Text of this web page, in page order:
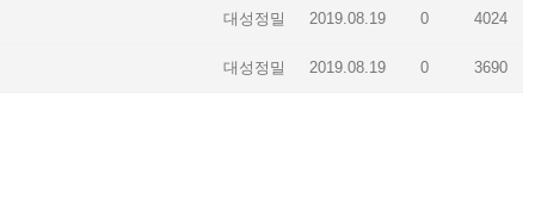
대성정밀 2019.08.19 0 4024
대성정밀 2019.08.19 0 3690